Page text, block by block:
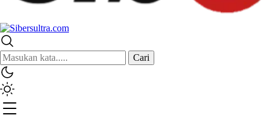
Cari